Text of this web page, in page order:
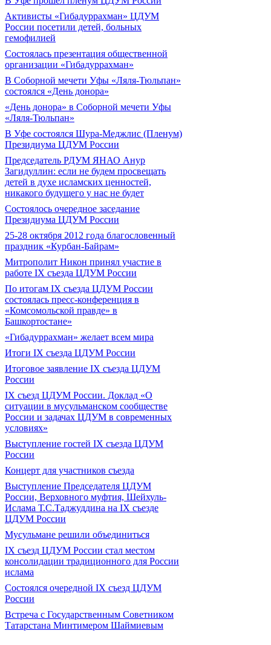
Активисты «Гибадуррахман» ЦДУМ
России посетили детей, больных
гемофилией
Состоялась презентация общественной
организации «Гибадуррахман»
В Соборной мечети Уфы «Ляля-Тюльпан»
состоялся «День донора»
«День донора» в Соборной мечети Уфы
«Ляля-Тюльпан»
В Уфе состоялся Шура-Меджлис (Пленум)
Президиума ЦДУМ России
Председатель РДУМ ЯНАО Анур
Загидуллин: если не будем просвещать
детей в духе исламских ценностей,
никакого будущего у нас не будет
Состоялось очередное заседание
Президиума ЦДУМ России
25-28 октября 2012 года благословенный
праздник «Курбан-Байрам»
Митрополит Никон принял участие в
работе IX съезда ЦДУМ России
По итогам IX съезда ЦДУМ России
состоялась пресс-конференция в
«Комсомольской правде» в
Башкортостане»
«Гибадуррахман» желает всем мира
Итоги IX cъезда ЦДУМ России
Итоговое заявление IX съезда ЦДУМ
России
IX съезд ЦДУМ России. Доклад «О
ситуации в мусульманском сообществе
России и задачах ЦДУМ в современных
условиях»
Выступление гостей IX съезда ЦДУМ
России
Концерт для участников съезда
Выступление Председателя ЦДУМ
России, Верховного муфтия, Шейхуль-
Ислама Т.С.Таджуддина на IX съезде
ЦДУМ России
Мусульмане решили объединиться
IX съезд ЦДУМ России стал местом
консолидации традиционного для России
ислама
Состоялся очередной IX съезд ЦДУМ
России
Встреча с Государственным Советником
Татарстана Минтимером Шаймиевым